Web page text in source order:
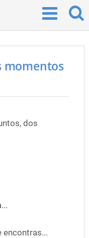
momentos
dos
encontras...